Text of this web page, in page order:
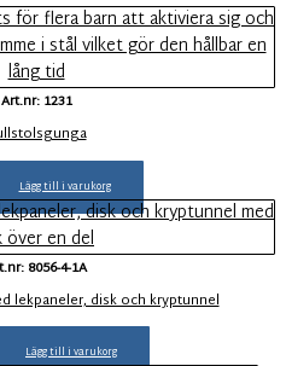
Art.nr: 1231
Lägg till i varukorg
8056-4-1A
lekpaneler, disk och kryptunnel
Lägg till i varukorg